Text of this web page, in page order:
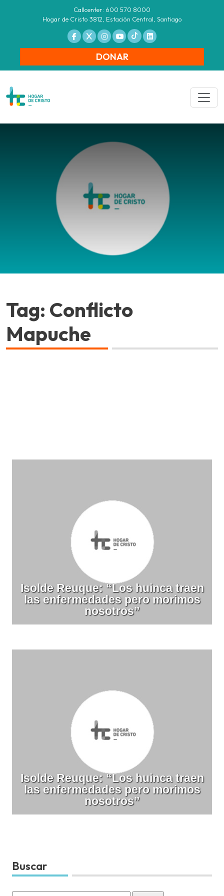
Callcenter: 600 570 8000
Hogar de Cristo 3812, Estación Central, Santiago
DONAR
Tag: Conflicto
Mapuche
Isolde Reuque: “Los huinca traen
las enfermedades pero morimos
nosotros”
Isolde Reuque: “Los huinca traen
las enfermedades pero morimos
nosotros”
Buscar